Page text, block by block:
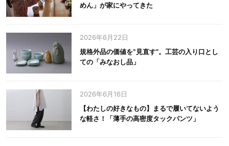
めん」が家にやってきた
2026年6月22日
規格外品の価値を‟見直す”。工芸の入り口とし
ての「みなおし品」
2026年6月16日
【わたしの好きなもの】まるで履いてないよう
な軽さ！「薄手の高密度タックパンツ」